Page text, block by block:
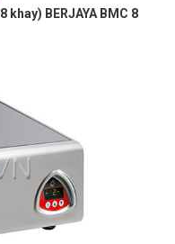
BERJAYA BMC 8